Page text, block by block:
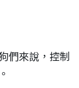
們來說，控制